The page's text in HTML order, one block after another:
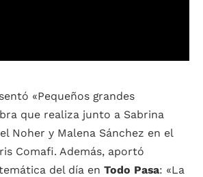
«Pequeños grandes
que realiza junto a Sabrina
Noher y Malena Sánchez en el
Comafi. Además, aportó
del día en Todo Pasa: «La